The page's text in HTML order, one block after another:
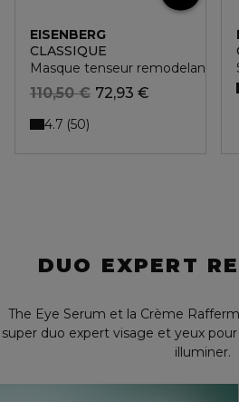
EISENBERG
CLASSIQUE
Masque tenseur remodelant
72,93 €
110,50 €
4.7 50
DUO EXPERT
The Eye Serum et la Crème
super duo expert visage et yeux
illuminer.